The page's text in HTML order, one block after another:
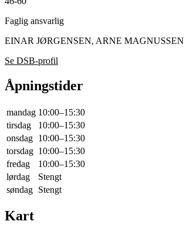
Faglig ansvarlig
EINAR JØRGENSEN, ARNE MAGNUSSEN
Se DSB-profil
Åpningstider
mandag 10:00–15:30
tirsdag
10:00–15:30
onsdag 10:00–15:30
torsdag 10:00–15:30
fredag
10:00–15:30
lørdag
Stengt
søndag Stengt
Kart